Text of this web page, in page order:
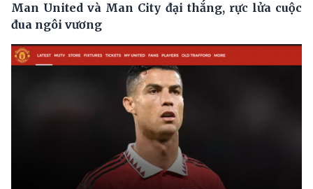
Man United và Man City đại thắng, rực lửa cuộc
đua ngôi vương